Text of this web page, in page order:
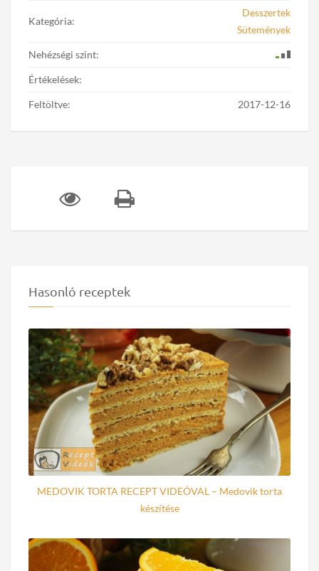
Kategória:
Desszertek
Sütemények
Nehézségi szint:
Értékelések:
Feltöltve: 2017-12-16
Hasonló receptek
MEDOVIK TORTA RECEPT VIDEÓVAL – Medovik torta
készítése